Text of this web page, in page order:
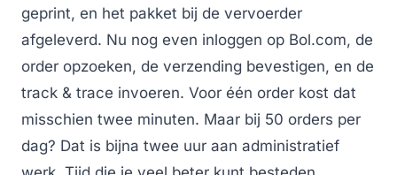
geprint, en het pakket bij de vervoerder
afgeleverd. Nu nog even inloggen op Bol.com, de
order opzoeken, de verzending bevestigen, en de
track & trace invoeren. Voor één order kost dat
misschien twee minuten. Maar bij 50 orders per
dag? Dat is bijna twee uur aan administratief